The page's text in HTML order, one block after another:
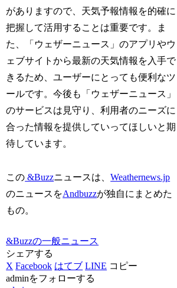
がありますので、天気予報情報を的確に
把握して活用することは重要です。ま
た、「ウェザーニュース」のアプリやウ
ェブサイトから最新の天気情報を入手で
きるため、ユーザーにとっても便利なツ
ールです。今後も「ウェザーニュース」
のサービスは見守り、利用者のニーズに
合った情報を提供していってほしいと期
待しています。
この &Buzzニュースは、Weathernews.jp
のニュースをAndbuzzが独自にまとめた
もの。
&Buzzの一般ニュース
シェアする
X Facebook はてブ LINE コピー
adminをフォローする